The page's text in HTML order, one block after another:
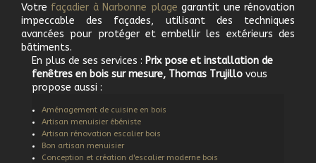
Votre façadier à Narbonne plage garantit une rénovation
impeccable des façades, utilisant des techniques
avancées pour protéger et embellir les extérieurs des
bâtiments.
En plus de ses services : Prix pose et installation de
fenêtres en bois sur mesure, Thomas Trujillo vous
propose aussi :
Aménagement de cuisine en bois
Artisan menuisier ébéniste
Artisan rénovation escalier bois
Bon artisan menuisier
Conception et création d'escalier moderne bois